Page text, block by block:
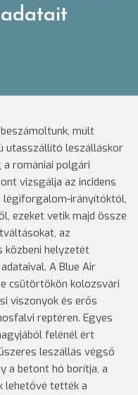
múlt
utasszállító leszálláskor
a romániai polgári
vizsgálja az incidens
légiforgalom-irányítóktól,
ezeket vetik majd össze
az
közbeni helyzetét
A Blue Air
csütörtökön kolozsvári
viszonyok és erős
reptéren. Egyes
felénél ért
leszállás végső
a betont hó borítja, a
lehetővé tették a